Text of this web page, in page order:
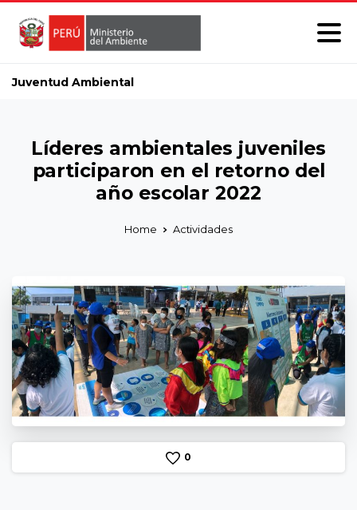
Juventud Ambiental
Líderes ambientales juveniles
participaron en el retorno del
año escolar 2022
Home Actividades
0